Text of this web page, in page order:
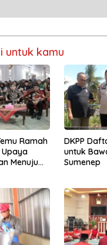
untuk kamu
Ramah
Menuju
DKPP
untuk
Sumenep